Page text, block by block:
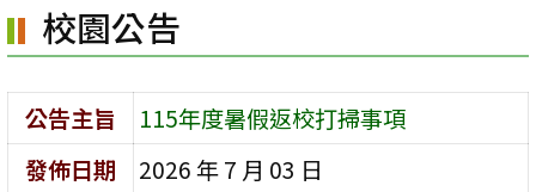
容
區
校園公告
公告主旨
115年度暑假返校打掃事項
發佈日期
2026 年 7 月 03 日